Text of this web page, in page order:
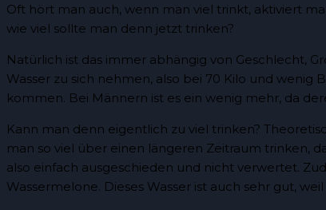
Oft hört man auch, wenn man viel trinkt, aktiviert
wie viel sollte man denn jetzt trinken?
Natürlich ist das immer abhängig von Geschlecht,
Wasser zu sich nehmen, also bei 70 Kilo und
kommen. Bei Männern ist es ein wenig mehr, da
Kann man denn eigentlich zu viel trinken?
man so viel über einen längeren Zeitraum trinken,
also einfach ausgeschieden und nicht verwertet.
Wassermelone. Dieses Wasser ist auch sehr gut,